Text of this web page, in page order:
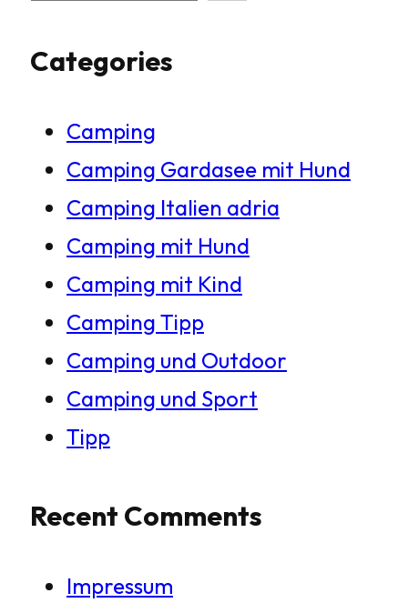
c
Categories
Camping
Camping Gardasee mit Hund
Camping Italien adria
Camping mit Hund
Camping mit Kind
Camping Tipp
Camping und Outdoor
Camping und Sport
Tipp
Recent Comments
Impressum